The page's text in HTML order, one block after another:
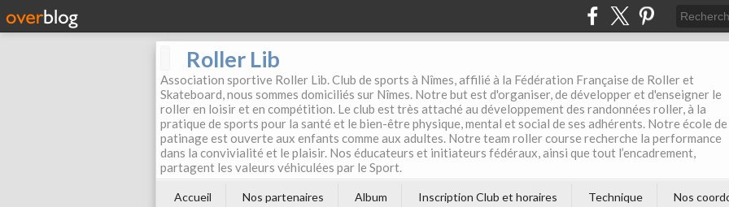
Roller Lib
Association sportive Roller Lib. Club de sports à Nîmes, affilié à la Fédération Française de Roller et
Skateboard, nous sommes domiciliés sur Nîmes. Notre but est d'organiser, de développer et d'enseigner le
roller en loisir et en compétition. Le club est très attaché au développement des randonnées roller, à la
pratique de sports pour la santé et le bien-être physique, mental et social de ses adhérents. Notre école de
patinage est ouverte aux enfants comme aux adultes. Notre team roller course recherche la performance
dans la convivialité et le plaisir. Nos éducateurs et initiateurs fédéraux, ainsi que tout l’encadrement,
partagent les valeurs véhiculées par le Sport.
Accueil Nos partenaires Album Inscription Club et horaires Technique Nos